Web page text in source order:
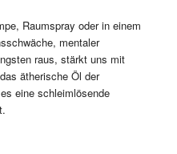
Raumspray oder in einem
mentaler
raus, stärkt uns mit
ätherische Öl der
eine schleimlösende